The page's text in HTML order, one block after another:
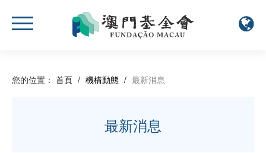
您的位置： 首頁 / 機構動態 / 最新消息
最新消息